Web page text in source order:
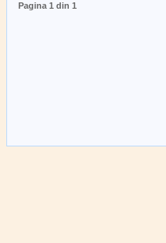
Pagina 1 din 1